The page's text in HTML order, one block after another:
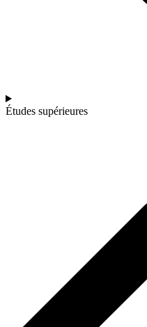
Études supérieures